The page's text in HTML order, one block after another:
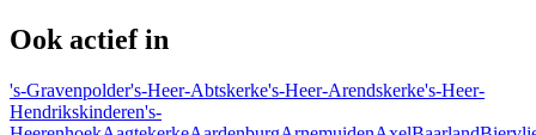
Ook actief in
's-Gravenpolder's-Heer-Abtskerke's-Heer-Arendskerke's-Heer-
Hendrikskinderen's-